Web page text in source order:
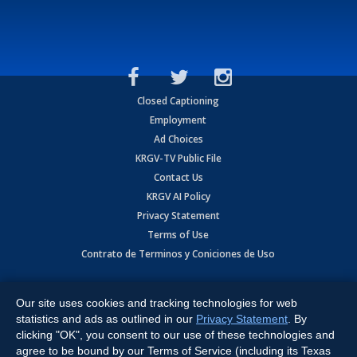
Closed Captioning
Employment
Ad Choices
KRGV-TV Public File
Contact Us
KRGV AI Policy
Privacy Statement
Terms of Use
Contrato de Terminos y Coniciones de Uso
Expressway, Weslaco, TX 78596.
All Rights Reserved. Powered by:Ruby Shore Software
Our site uses cookies and tracking technologies for web
statistics and ads as outlined in our Privacy Statement . By
clicking "OK", you consent to our use of these technologies and
agree to be bound by our Terms of Service (including its Texas